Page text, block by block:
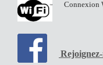
Connexion